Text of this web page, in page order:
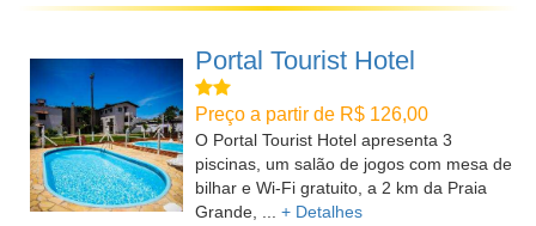
Portal Tourist Hotel
Preço a partir de R$ 126,00
O Portal Tourist Hotel apresenta 3
piscinas, um salão de jogos com mesa de
bilhar e Wi-Fi gratuito, a 2 km da Praia
Grande, ... + Detalhes